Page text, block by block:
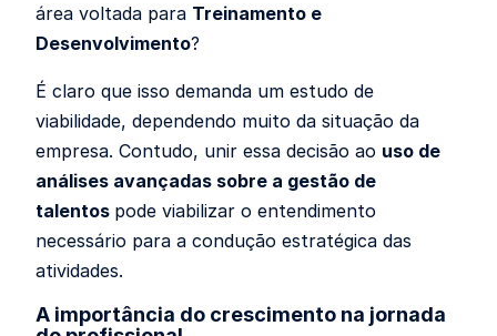
área voltada para Treinamento e
Desenvolvimento?
É claro que isso demanda um estudo de
viabilidade, dependendo muito da situação da
empresa. Contudo, unir essa decisão ao uso de
análises avançadas sobre a gestão de
talentos pode viabilizar o entendimento
necessário para a condução estratégica das
atividades.
A importância do crescimento na jornada